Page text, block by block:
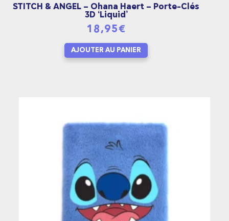
STITCH & ANGEL – Ohana Haert – Porte-Clés
3D ‘Liquid’
18,95€
AJOUTER AU PANIER